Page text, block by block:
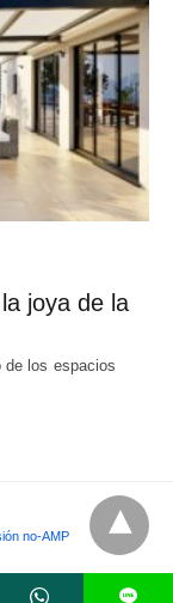
joya de la
de los espacios
no-AMP
L